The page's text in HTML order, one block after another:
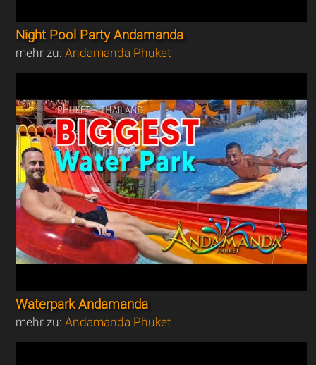
Night Pool Party Andamanda
mehr zu:Andamanda Phuket
Waterpark Andamanda
mehr zu:Andamanda Phuket